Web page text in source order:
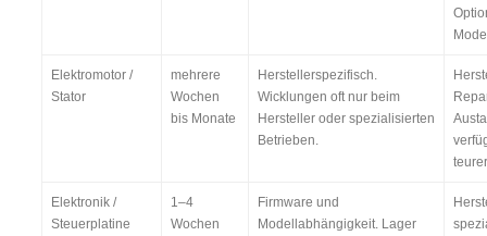
Elektromotor /
Stator
mehrere
Wochen
bis Monate
Herstellerspezifisch.
Wicklungen oft nur beim
Hersteller oder spezialisierten
Betrieben.
Elektronik /
Steuerplatine
1–4
Wochen
Firmware und
Modellabhängigkeit. Lager